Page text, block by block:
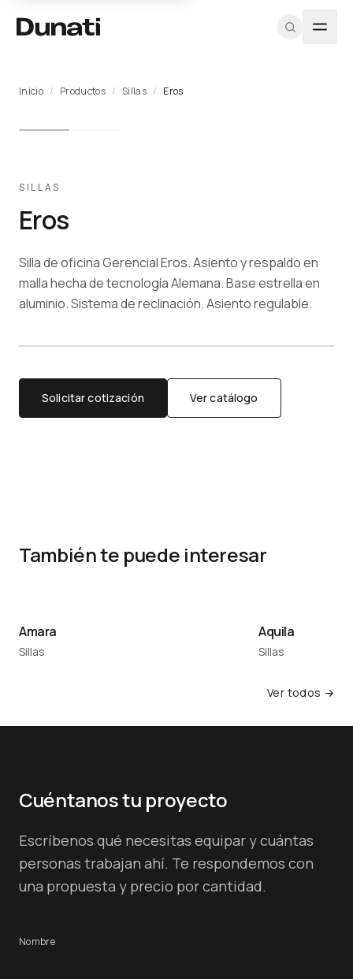
TIPOLOGÍAS
Sillas
Mesas
Cabinas
acústicas
Outdoor
EXPLORAR
Programa
para
Arquitectos →
PROGRAMA
arquitecto
Iniciar
sesión
HERRAMIENTAS
DUNATI
Nosotros
Diseñadores
Sostenibilidad
MÁS
Inicio / Productos / Sillas / Eros
SILLAS
Eros
Silla de oficina Gerencial Eros. Asiento y respaldo en
malla hecha de tecnología Alemana. Base estrella en
aluminio. Sistema de reclinación. Asiento regulable.
Solicitar cotización Ver catálogo
También te puede interesar
Amara
Sillas
Aquila
Sillas
Ver todos →
Cuéntanos tu proyecto
Escríbenos qué necesitas equipar y cuántas
personas trabajan ahí. Te respondemos con
una propuesta y precio por cantidad.
Nombre